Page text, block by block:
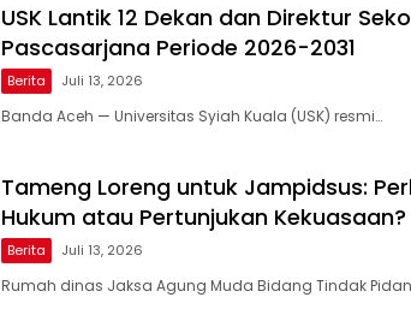
USK Lantik 12 Dekan dan Direktur
Pascasarjana Periode 2026-2031
Berita Juli 13, 2026
Banda Aceh — Universitas Syiah Kuala (USK) resmi…
Tameng Loreng untuk Jampidsus:
Hukum atau Pertunjukan Kekuasaan?
Berita Juli 13, 2026
Rumah dinas Jaksa Agung Muda Bidang Tindak